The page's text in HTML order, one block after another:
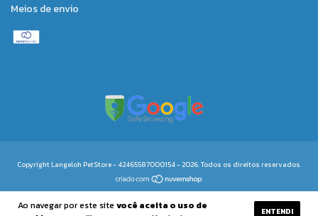
Ao navegar por este site você aceita o uso de
ENTENDI
Meios de envio
Copyright Langeloh PetStore - 42465587000154 - 2026. Todos os direitos reservados.